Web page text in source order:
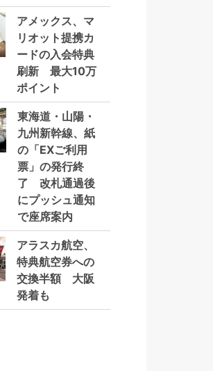
アメックス、マ
リオット提携カ
ードの入会特典
刷新 最大10万
ポイント
東海道・山陽・
九州新幹線、紙
の「EXご利用
票」の発行終
了 改札通過後
にプッシュ通知
で座席案内
アラスカ航空、
特典航空券への
交換半額 大阪
発着も